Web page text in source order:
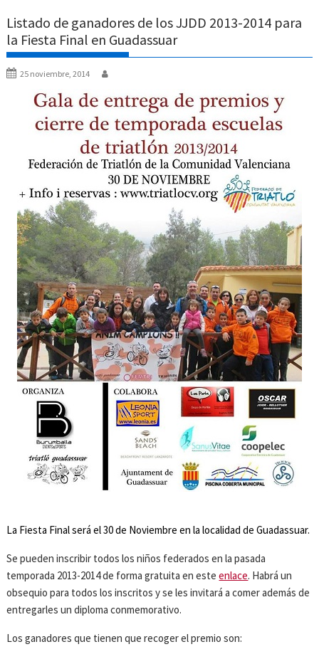
Listado de ganadores de los JJDD 2013-2014 para
la Fiesta Final en Guadassuar
25 noviembre, 2014
La Fiesta Final será el 30 de Noviembre en la localidad de Guadassuar.
Se pueden inscribir todos los niños federados en la pasada
temporada 2013-2014 de forma gratuita en esteenlace. Habrá un
obsequio para todos los inscritos y se les invitará a comer además de
entregarles un diploma conmemorativo.
Los ganadores que tienen que recoger el premio son: